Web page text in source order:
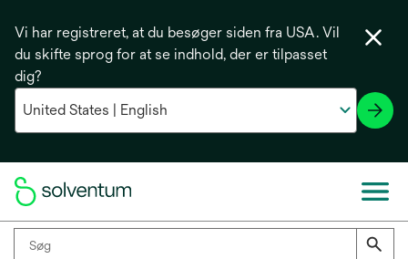
Vi har registreret, at du besøger siden fra USA. Vil
du skifte sprog for at se indhold, der er tilpasset
dig?